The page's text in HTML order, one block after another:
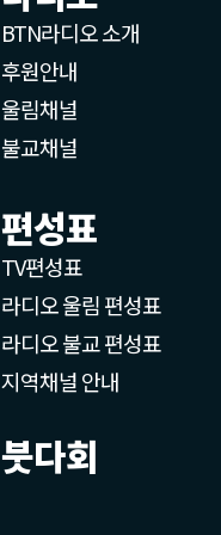
BTN라디오 소개
후원안내
울림채널
불교채널
편성표
TV편성표
라디오 울림 편성표
라디오 불교 편성표
지역채널 안내
붓다회